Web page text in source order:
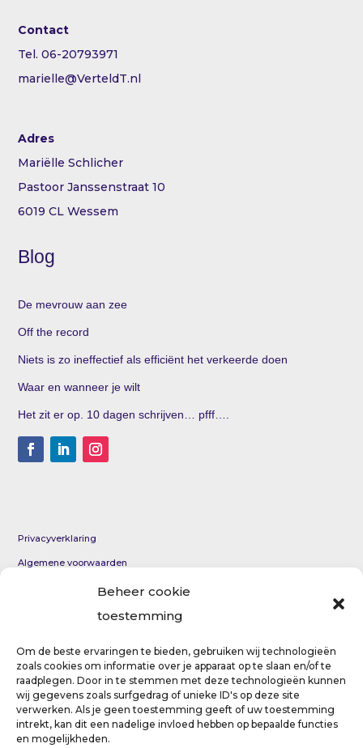
Beheer cookie
toestemming
Om de beste ervaringen te bieden, gebruiken wij technologieën
zoals cookies om informatie over je apparaat op te slaan en/of te
raadplegen. Door in te stemmen met deze technologieën kunnen
wij gegevens zoals surfgedrag of unieke ID's op deze site
verwerken. Als je geen toestemming geeft of uw toestemming
intrekt, kan dit een nadelige invloed hebben op bepaalde functies
en mogelijkheden.
Contact
Tel. 06-20793971
marielle@VerteldT.nl
Adres
Mariëlle Schlicher
Pastoor Janssenstraat 10
6019 CL Wessem
Blog
De mevrouw aan zee
Off the record
Niets is zo ineffectief als efficiënt het verkeerde doen
Waar en wanneer je wilt
Het zit er op. 10 dagen schrijven… pfff….
Privacyverklaring
Algemene voorwaarden
rust
Eerste hulp bij paniekaanval